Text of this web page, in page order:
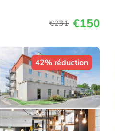
€231 €150
42% réduction